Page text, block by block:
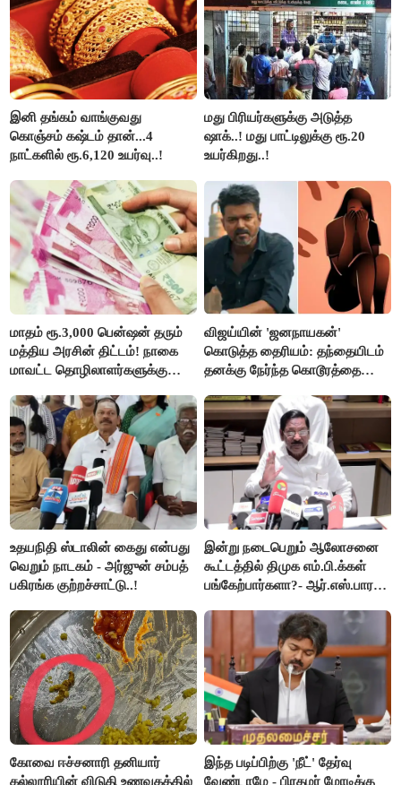
இனி தங்கம் வாங்குவது
கொஞ்சம் கஷ்டம் தான்...4
நாட்களில் ரூ.6,120 உயர்வு..!
மது பிரியர்களுக்கு அடுத்த
ஷாக்..! மது பாட்டிலுக்கு ரூ.20
உயர்கிறது..!
மாதம் ரூ.3,000 பென்ஷன் தரும்
மத்திய அரசின் திட்டம்! நாகை
மாவட்ட தொழிலாளர்களுக்கு
செய்தி!
விஜய்யின் 'ஜனநாயகன்'
கொடுத்த தைரியம்: தந்தையிடம்
தனக்கு நேர்ந்த கொடூரத்தை
உதயநிதி ஸ்டாலின் கைது என்பது
வெறும் நாடகம் - அர்ஜுன் சம்பத்
பகிரங்க குற்றச்சாட்டு..!
இன்று நடைபெறும் ஆலோசனை
கூட்டத்தில் திமுக எம்.பி.க்கள்
பங்கேற்பார்களா?- ஆர்.எஸ்.பாரதி
கோவை ஈச்சனாரி தனியார்
கல்லூரியின் விடுதி உணவகத்தில்
இந்த படிப்பிற்கு 'நீட்' தேர்வு
வேண்டாமே - பிரதமர் மோடிக்கு